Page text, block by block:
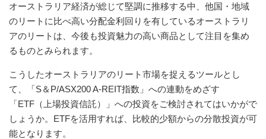
オーストラリア経済が総じて堅調に推移する中、他国・地域
のリートに比べ高い分配金利回りを有しているオーストラリ
アのリートは、今後も投資魅力の高い商品として注目を集め
るものとみられます。
こうしたオーストラリアのリート市場を捉えるツールとし
て、「S＆P/ASX200 A-REIT指数」への連動をめざす
「ETF（上場投資信託）」への投資をご検討されてはいかがで
しょうか。ETFを活用すれば、比較的少額からの分散投資が可
能となります。